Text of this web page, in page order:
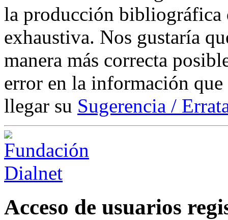
la producción bibliográfica
exhaustiva. Nos gustaría
manera más correcta
error en la información
llegar su Sugerencia /
Acceso de usuarios